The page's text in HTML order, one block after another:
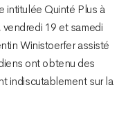
intitulée Quinté Plus à
19 et samedi
Winistoerfer assisté
ont obtenu des
indiscutablement sur la